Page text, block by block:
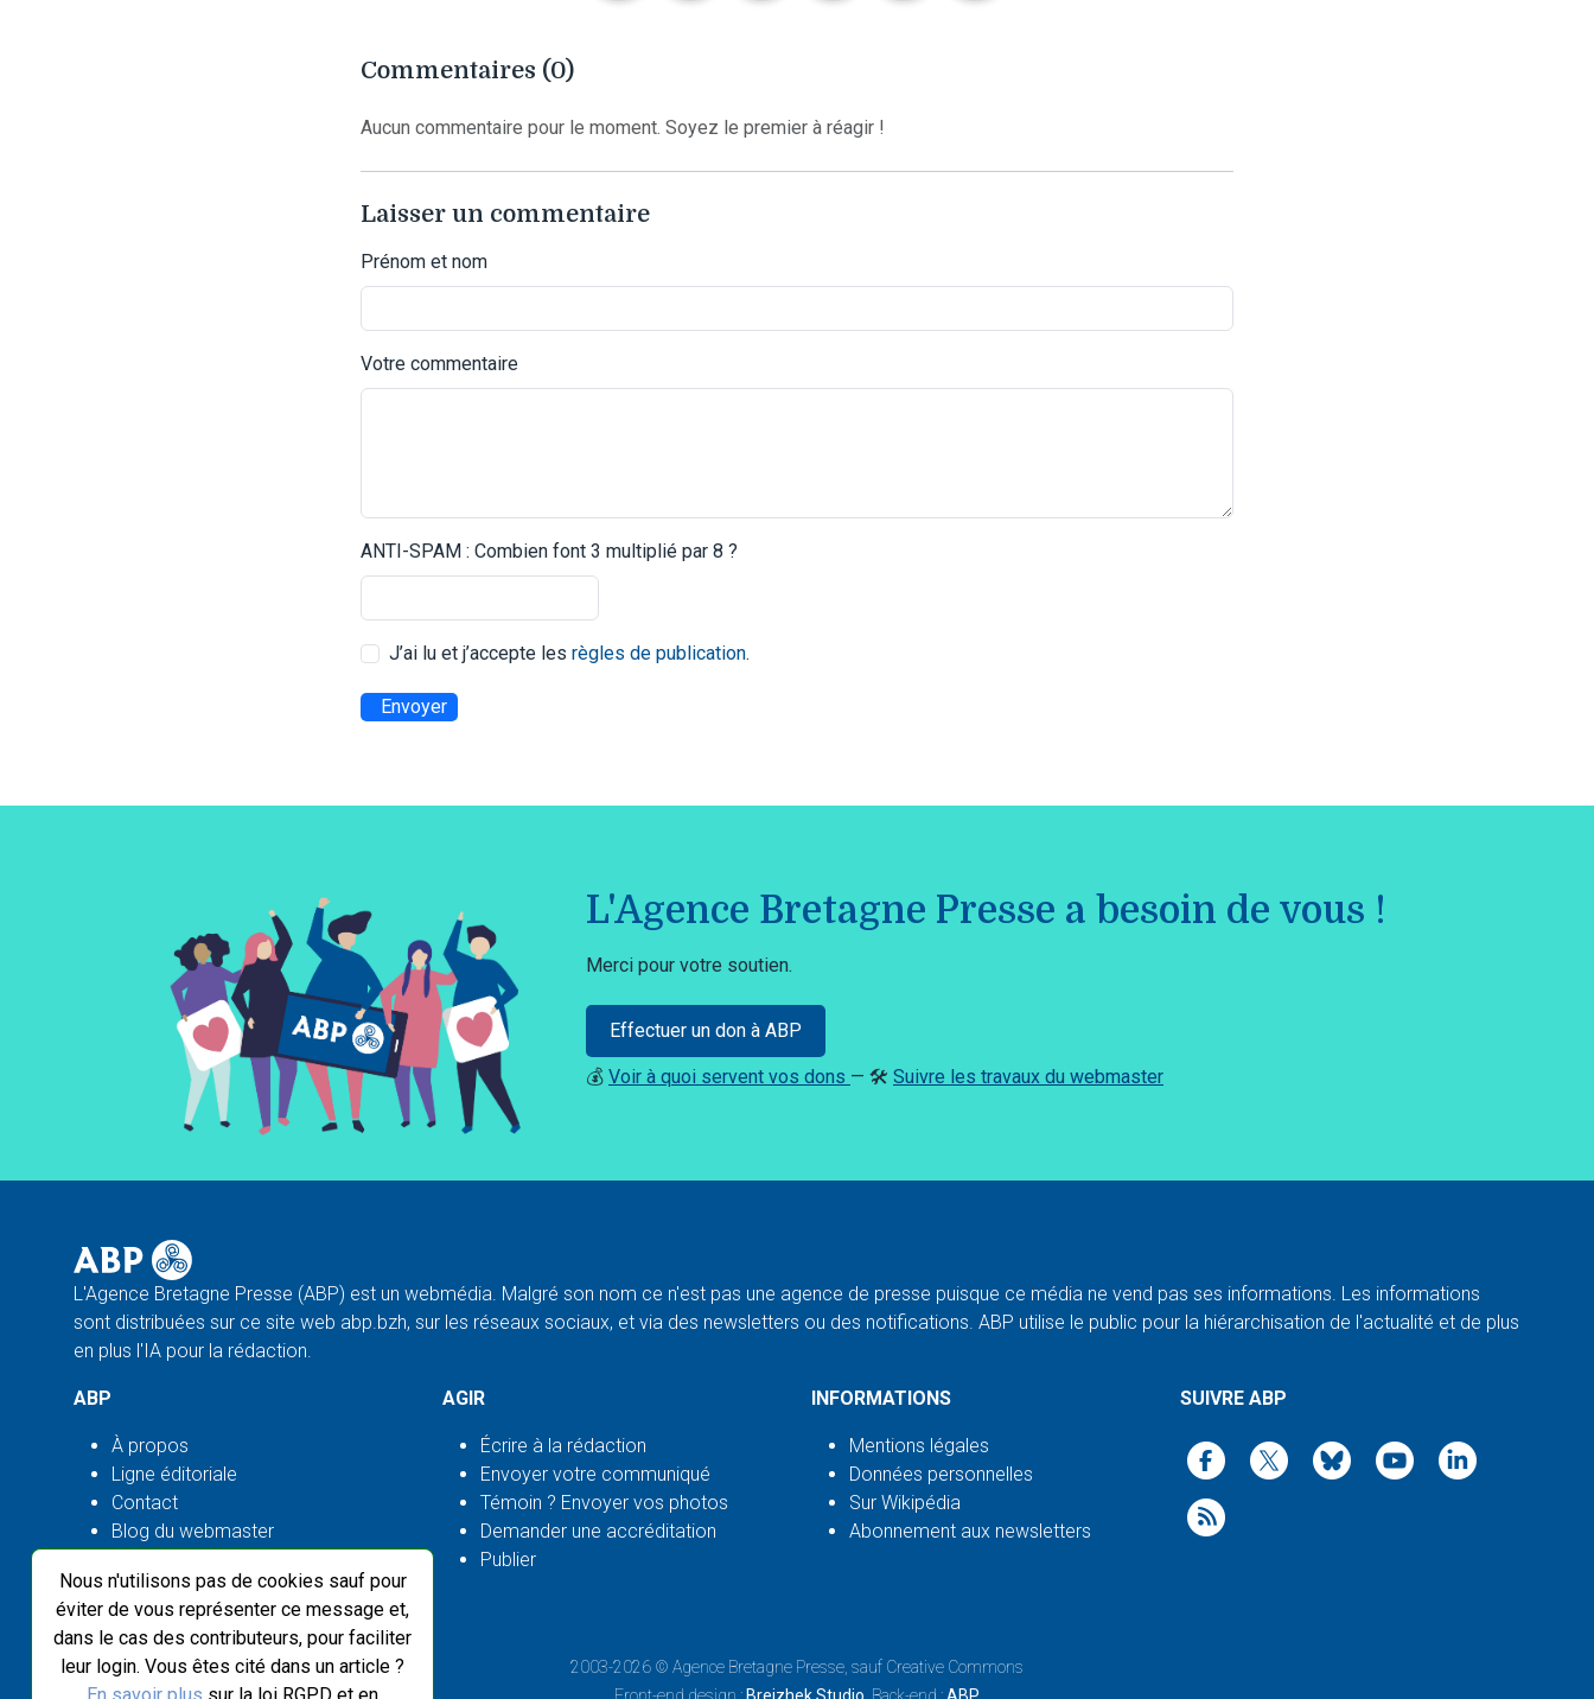
Nous n'utilisons pas de cookies sauf pour
éviter de vous représenter ce message et,
dans le cas des contributeurs, pour faciliter
leur login. Vous êtes cité dans un article ?
Commentaires (0)
Aucun commentaire pour le moment. Soyez le premier à réagir !
Laisser un commentaire
Prénom et nom
Votre commentaire
ANTI-SPAM : Combien font 3 multiplié par 8 ?
J’ai lu et j’accepte les règles de publication.
Envoyer
L'Agence Bretagne Presse a besoin de vous !
Merci pour votre soutien.
Effectuer un don à ABP
💰 Voir à quoi servent vos dons — 🛠️ Suivre les travaux du webmaster
L'Agence Bretagne Presse (ABP) est un webmédia. Malgré son nom ce n'est pas une agence de presse puisque ce média ne vend pas ses informations. Les informations
sont distribuées sur ce site web abp.bzh, sur les réseaux sociaux, et via des newsletters ou des notifications. ABP utilise le public pour la hiérarchisation de l'actualité et de plus
en plus l'IA pour la rédaction.
ABP
À propos
Ligne éditoriale
Contact
Blog du webmaster
AGIR
Écrire à la rédaction
Envoyer votre communiqué
Témoin ? Envoyer vos photos
Demander une accréditation
Publier
INFORMATIONS
Mentions légales
Données personnelles
Sur Wikipédia
Abonnement aux newsletters
SUIVRE ABP
2003-2026 © Agence Bretagne Presse , sauf Creative Commons